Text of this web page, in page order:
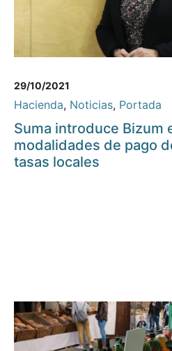
29/10/2021
Hacienda, Noticias, Portada
Suma introduce Bizum
modalidades de pago
tasas locales